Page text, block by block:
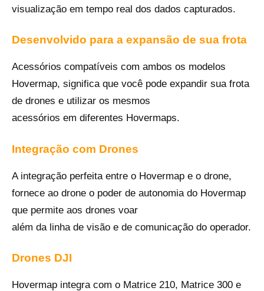
visualização em tempo real dos dados capturados.
Desenvolvido para a expansão de sua frota
Acessórios compatíveis com ambos os modelos
Hovermap, significa que você pode expandir sua frota
de drones e utilizar os mesmos
acessórios em diferentes Hovermaps.
Integração com Drones
A integração perfeita entre o Hovermap e o drone,
fornece ao drone o poder de autonomia do Hovermap
que permite aos drones voar
além da linha de visão e de comunicação do operador.
Drones DJI
Hovermap integra com o Matrice 210, Matrice 300 e